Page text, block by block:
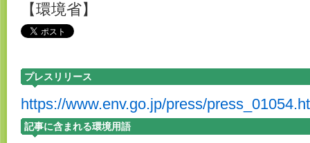
【環境省】
プレスリリース
https://www.env.go.jp/press/
記事に含まれる環境用語